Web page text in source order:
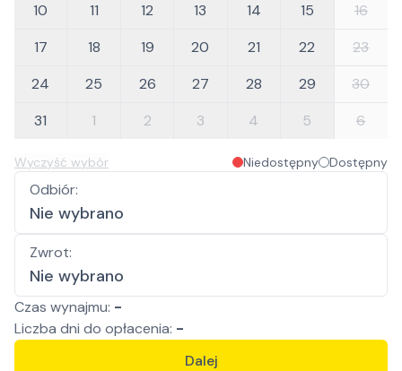
10
11 12 13 14 15
16
17
18 19 20 21 22
23
24
25 26 27 28 29
30
31
1 2 3 4 5 6
Wyczyść wybór Niedostępny Dostępny
Odbiór:
Nie wybrano
Zwrot:
Nie wybrano
Czas wynajmu: -
Liczba dni do opłacenia: -
Dalej